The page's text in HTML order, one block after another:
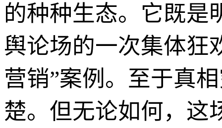
的种种生态。它既是
舆论场的一次集体狂
营销”案例。至于真
楚。但无论如何，这